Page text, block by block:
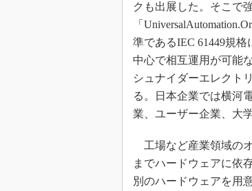
クも出展した。そこで
「
準であるIEC 61449規
中心で相互運用が可能
シュナイダーエレクト
る。日本企業では横河
業、ユーザー企業、大
工場など産業領域の
までハードウェアに依
別のハードウェアを用